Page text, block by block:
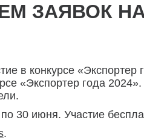
ЗАЯВОК
в конкурсе
«Экспортер года
30 июня. Участие
.